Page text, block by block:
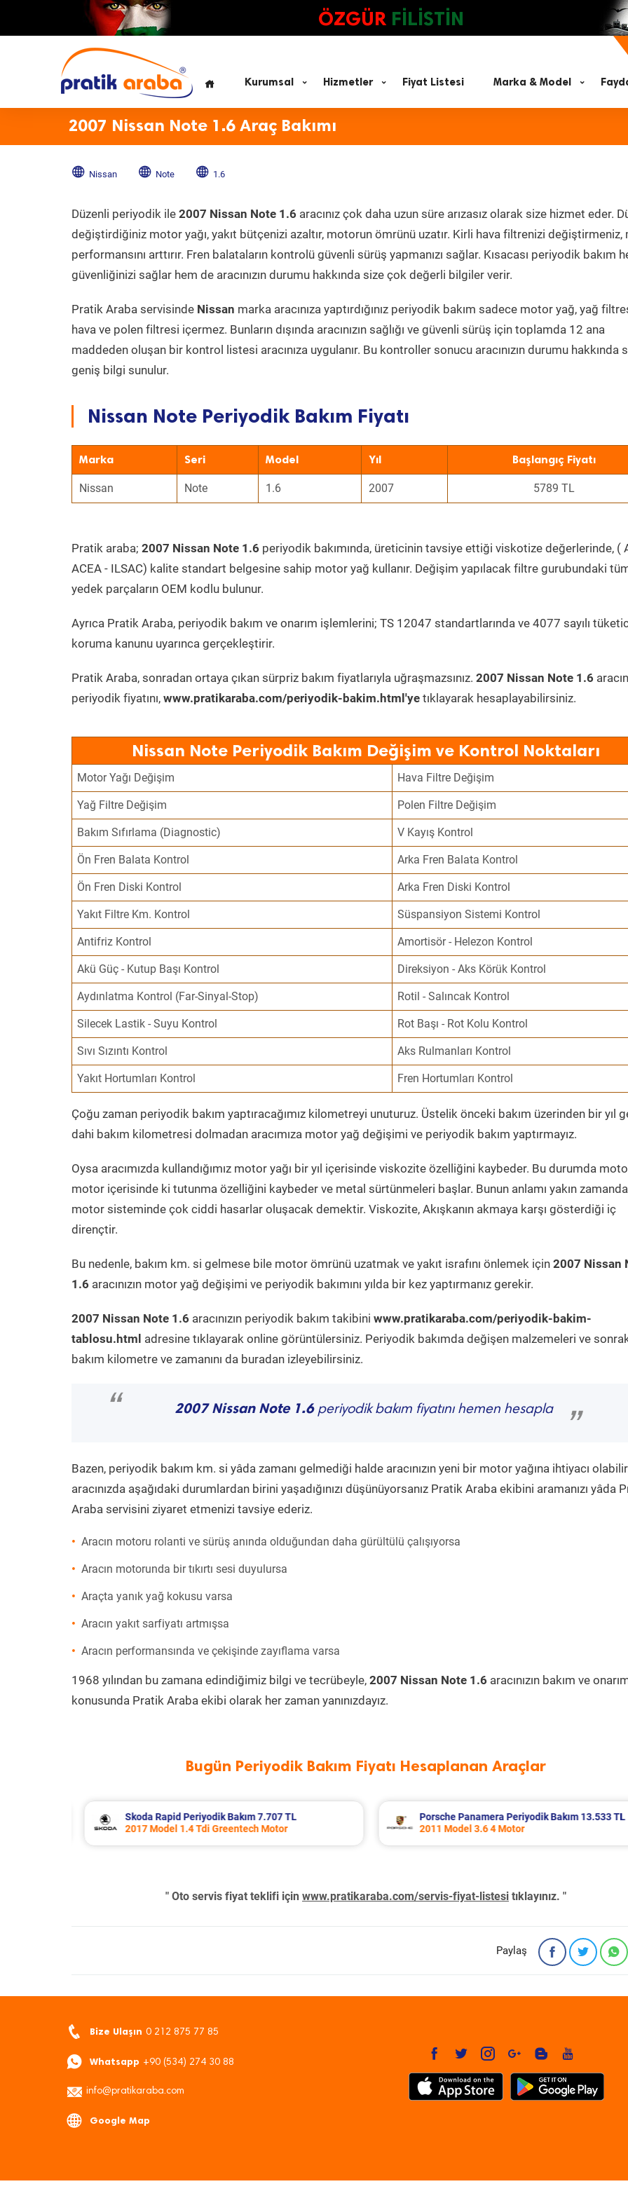
ÖZGÜR FİLİSTİN
Kurumsal Hizmetler Fiyat Listesi Marka & Model
2007 Nissan Note 1.6 Araç Bakımı
Nissan Note 1.6
Düzenli periyodik ile 2007 Nissan Note 1.6 aracınız çok daha uzun süre arızasız olarak size hizmet eder.
değiştirdiğiniz motor yağı, yakıt bütçenizi azaltır, motorun ömrünü uzatır. Kirli hava filtrenizi
performansını arttırır. Fren balataların kontrolü güvenli sürüş yapmanızı sağlar. Kısacası periyodik bakım
güvenliğinizi sağlar hem de aracınızın durumu hakkında size çok değerli bilgiler verir.
Pratik Araba servisinde Nissan marka aracınıza yaptırdığınız periyodik bakım sadece motor yağ, yağ
hava ve polen filtresi içermez. Bunların dışında aracınızın sağlığı ve güvenli sürüş için toplamda 12 ana
maddeden oluşan bir kontrol listesi aracınıza uygulanır. Bu kontroller sonucu aracınızın durumu hakkında
geniş bilgi sunulur.
Nissan Note Periyodik Bakım Fiyatı
Marka Seri Model Yıl Başlangıç Fiyatı
Nissan Note 1.6 2007 5789 TL
Pratik araba; 2007 Nissan Note 1.6 periyodik bakımında, üreticinin tavsiye ettiği viskotize değerlerinde, (
ACEA - ILSAC) kalite standart belgesine sahip motor yağ kullanır. Değişim yapılacak filtre gurubundaki
yedek parçaların OEM kodlu bulunur.
Ayrıca Pratik Araba, periyodik bakım ve onarım işlemlerini; TS 12047 standartlarında ve 4077 sayılı
koruma kanunu uyarınca gerçekleştirir.
Pratik Araba, sonradan ortaya çıkan sürpriz bakım fiyatlarıyla uğraşmazsınız. 2007 Nissan Note 1.6 aracın
periyodik fiyatını, www.pratikaraba.com/periyodik-bakim.html'ye tıklayarak hesaplayabilirsiniz.
Nissan Note Periyodik Bakım Değişim ve Kontrol Noktaları
Motor Yağı Değişim Hava Filtre Değişim
Yağ Filtre Değişim Polen Filtre Değişim
Bakım Sıfırlama (Diagnostic) V Kayış Kontrol
Ön Fren Balata Kontrol Arka Fren Balata Kontrol
Ön Fren Diski Kontrol Arka Fren Diski Kontrol
Yakıt Filtre Km. Kontrol Süspansiyon Sistemi Kontrol
Antifriz Kontrol Amortisör - Helezon Kontrol
Akü Güç - Kutup Başı Kontrol Direksiyon - Aks Körük Kontrol
Aydınlatma Kontrol (Far-Sinyal-Stop) Rotil - Salıncak Kontrol
Silecek Lastik - Suyu Kontrol Rot Başı - Rot Kolu Kontrol
Sıvı Sızıntı Kontrol Aks Rulmanları Kontrol
Yakıt Hortumları Kontrol Fren Hortumları Kontrol
Çoğu zaman periyodik bakım yaptıracağımız kilometreyi unuturuz. Üstelik önceki bakım üzerinden bir yıl
dahi bakım kilometresi dolmadan aracımıza motor yağ değişimi ve periyodik bakım yaptırmayız.
Oysa aracımızda kullandığımız motor yağı bir yıl içerisinde viskozite özelliğini kaybeder. Bu durumda
motor içerisinde ki tutunma özelliğini kaybeder ve metal sürtünmeleri başlar. Bunun anlamı yakın zamanda
motor sisteminde çok ciddi hasarlar oluşacak demektir. Viskozite, Akışkanın akmaya karşı gösterdiği iç
dirençtir.
Bu nedenle, bakım km. si gelmese bile motor ömrünü uzatmak ve yakıt israfını önlemek için 2007 Nissan
1.6 aracınızın motor yağ değişimi ve periyodik bakımını yılda bir kez yaptırmanız gerekir.
2007 Nissan Note 1.6 aracınızın periyodik bakım takibini www.pratikaraba.com/periyodik-bakim-
tablosu.html adresine tıklayarak online görüntülersiniz. Periyodik bakımda değişen malzemeleri ve
bakım kilometre ve zamanını da buradan izleyebilirsiniz.
“ 2007 Nissan Note 1.6periyodik bakım fiyatını hemen hesapla
”
Bazen, periyodik bakım km. si yâda zamanı gelmediği halde aracınızın yeni bir motor yağına ihtiyacı
aracınızda aşağıdaki durumlardan birini yaşadığınızı düşünüyorsanız Pratik Araba ekibini aramanızı yâda
Araba servisini ziyaret etmenizi tavsiye ederiz.
Aracın motoru rolanti ve sürüş anında olduğundan daha gürültülü çalışıyorsa
Aracın motorunda bir tıkırtı sesi duyulursa
Araçta yanık yağ kokusu varsa
Aracın yakıt sarfiyatı artmışsa
Aracın performansında ve çekişinde zayıflama varsa
1968 yılından bu zamana edindiğimiz bilgi ve tecrübeyle, 2007 Nissan Note 1.6 aracınızın bakım ve
konusunda Pratik Araba ekibi olarak her zaman yanınızdayız.
Bugün Periyodik Bakım Fiyatı Hesaplanan Araçlar
Porsche Panamera Periyodik Bakım 13.533 TL
2011 Model 3.6 4 Motor
Renault Fluence Periyodik Bakım 8.285
2016 Model 1.5 Dci Motor
" Oto servis fiyat teklifi için www.pratikaraba.com/servis-fiyat-listesi tıklayınız. "
Paylaş
Bize Ulaşın 0 212 875 77 85
Whatsapp +90 (534) 274 30 88
info@pratikaraba.com
Google Map